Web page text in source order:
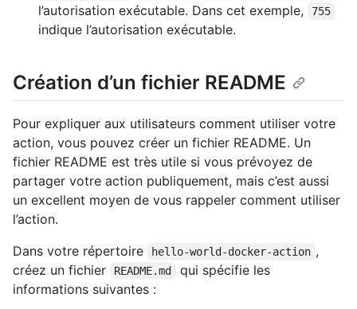
l’autorisation exécutable. Dans cet exemple,
755
indique l’autorisation exécutable.
Création d’un fichier README
Pour expliquer aux utilisateurs comment utiliser votre
action, vous pouvez créer un fichier README. Un
fichier README est très utile si vous prévoyez de
partager votre action publiquement, mais c’est aussi
un excellent moyen de vous rappeler comment utiliser
l’action.
Dans votre répertoire
hello-world-docker-action ,
créez un fichier
README.md
qui spécifie les
informations suivantes :